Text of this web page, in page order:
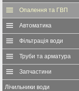
Опалення та ГВП
Автоматика
Фільтрація води
Труби та арматура
Запчастини
Лічильники води